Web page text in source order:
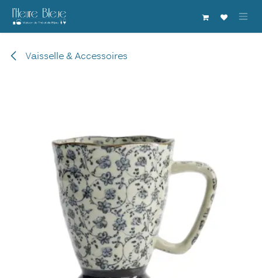
Se rendre au contenu
Vaisselle & Accessoires